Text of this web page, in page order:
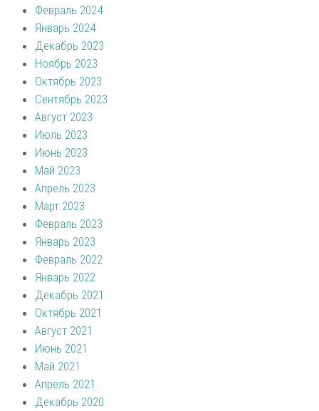
Февраль 2024
Январь 2024
Декабрь 2023
Ноябрь 2023
Октябрь 2023
Сентябрь 2023
Август 2023
Июль 2023
Июнь 2023
Май 2023
Апрель 2023
Март 2023
Февраль 2023
Январь 2023
Февраль 2022
Январь 2022
Декабрь 2021
Октябрь 2021
Август 2021
Июнь 2021
Май 2021
Апрель 2021
Декабрь 2020